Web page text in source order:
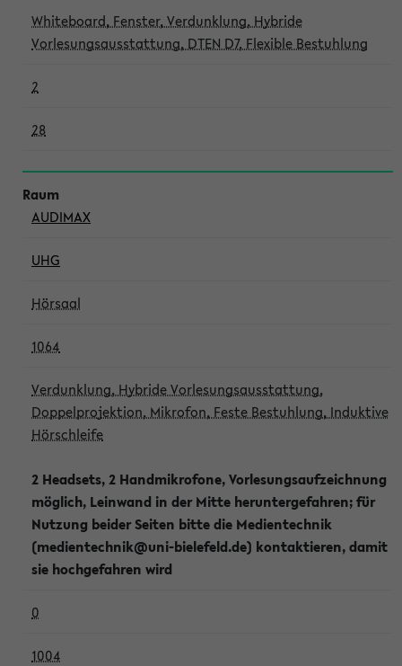
Whiteboard, Fenster, Verdunklung, Hybride
Vorlesungsausstattung, DTEN D7, Flexible Bestuhlung
2
28
AUDIMAX
UHG
Hörsaal
1064
Verdunklung, Hybride Vorlesungsausstattung,
Doppelprojektion, Mikrofon, Feste Bestuhlung, Induktive
Hörschleife
2 Headsets, 2 Handmikrofone, Vorlesungsaufzeichnung
möglich, Leinwand in der Mitte heruntergefahren; für
Nutzung beider Seiten bitte die Medientechnik
(medientechnik@uni-bielefeld.de) kontaktieren, damit
sie hochgefahren wird
0
1004